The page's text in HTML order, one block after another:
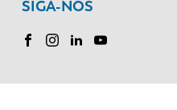
SIGA-NOS